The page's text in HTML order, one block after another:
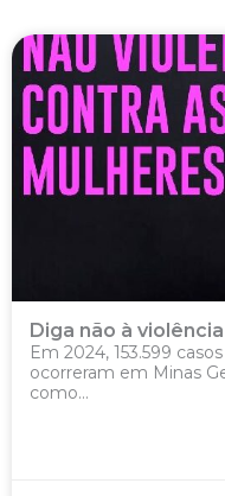
Diga não à
Em 2024, 153.599
ocorreram em Minas
como...